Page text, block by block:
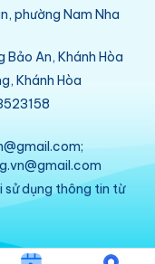
phường Nam Nha
Bảo An, Khánh Hòa
Khánh Hòa
sử dụng thông tin từ